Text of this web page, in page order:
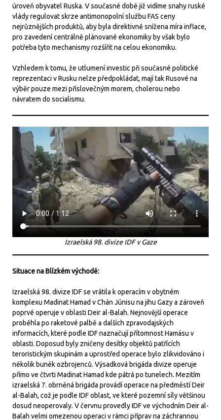
úroveň obyvatel Ruska. V současné době již vidíme snahy ruské
vlády regulovat skrze antimonopolní službu FAS ceny
nejrůznějších produktů, aby byla direktivně snížena míra inflace,
pro zavedení centrálně plánované ekonomiky by však bylo
potřeba tyto mechanismy rozšířit na celou ekonomiku.
Vzhledem k tomu, že utlumení investic při současné politické
reprezentaci v Rusku nelze předpokládat, mají tak Rusové na
výběr pouze mezi příslovečným morem, cholerou nebo
návratem do socialismu.
Izraelská 98. divize IDF v Gaze
Situace na Blízkém východě:
Izraelská 98. divize IDF se vrátila k operacím v obytném
komplexu Madinat Hamad v Chán Júnisu na jihu Gazy a zároveň
poprvé operuje v oblasti Deir al-Balah. Nejnovější operace
proběhla po raketové palbě a dalších zpravodajských
informacích, které podle IDF naznačují přítomnost Hamásu v
oblasti. Doposud byly zničeny desítky objektů patřících
teroristickým skupinám a uprostřed operace bylo zlikvidováno i
několik buněk ozbrojenců. Výsadková brigáda divize operuje
přímo ve čtvrti Madinat Hamad kde pátrá po tunelech. Mezitím
izraelská 7. obrněná brigáda provádí operace na předměstí Deir
al-Balah, což je podle IDF oblast, ve které pozemní síly většinou
dosud neoperovaly. V červnu provedly IDF ve východním Deir al-
Balah velmi omezenou operaci v rámci příprav na záchrannou